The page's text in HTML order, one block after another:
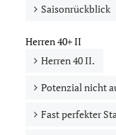
Saisonrückblick
Herren 40+ II
Herren 40 II.
Potenzial nicht
Fast perfekter